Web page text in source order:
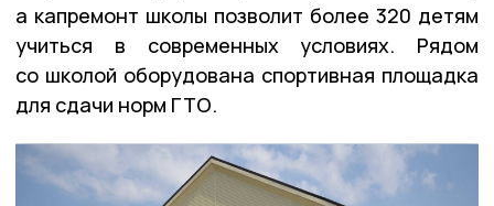
а капремонт школы позволит более 320 детям
учиться в современных условиях. Рядом
со школой оборудована спортивная площадка
для сдачи норм ГТО.